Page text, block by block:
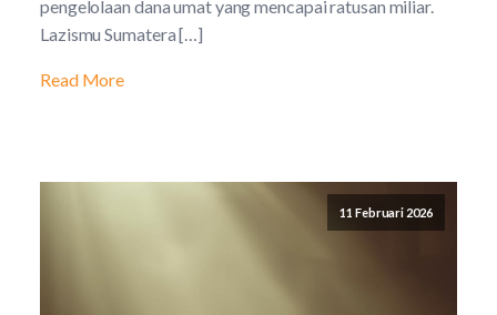
pengelolaan dana umat yang mencapai ratusan miliar.
Lazismu Sumatera […]
Read More
11 Februari 2026